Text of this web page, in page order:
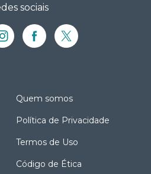
sociais
Quem somos
Política de Privacidade
Termos de Uso
Código de Ética